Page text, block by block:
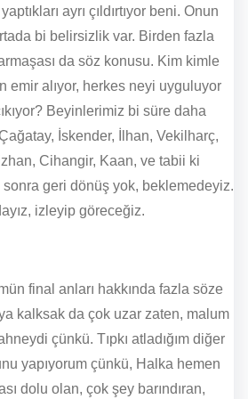
ayrı çıldırtıyor beni. Onun
bi belirsizlik var. Birden fazla
da söz konusu. Kim kimle
emir alıyor, herkes neyi uyguluyor
Beyinlerimiz bi süre daha
İskender, İlhan, Vekilharç,
Cihangir, Kaan, ve tabii ki
sonra geri dönüş yok, beklemedeyiz.
izleyip göreceğiz.
final anları hakkında fazla söze
kalksak da çok uzar zaten, malum
çünkü. Tıpkı atladığım diğer
yapıyorum çünkü, Halka hemen
dolu olan, çok şey barındıran,